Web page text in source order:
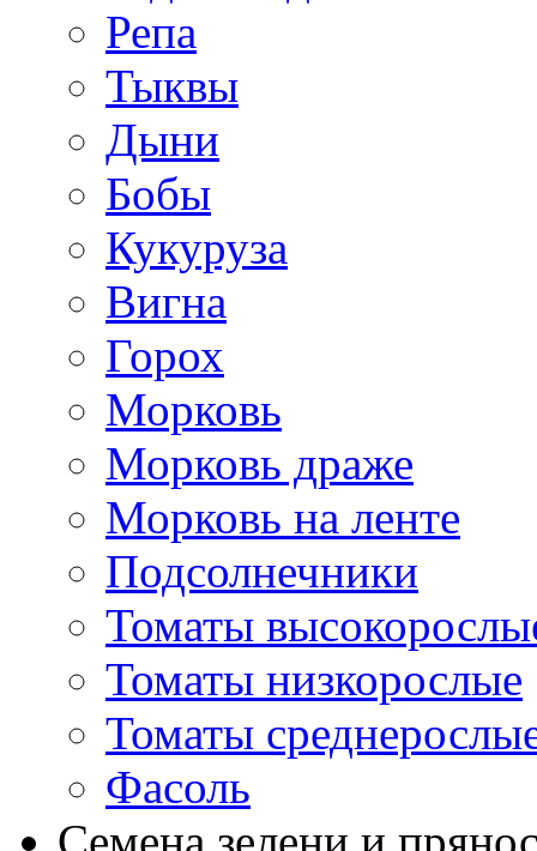
Репа
Тыквы
Дыни
Бобы
Кукуруза
Вигна
Горох
Морковь
Морковь драже
Морковь на ленте
Подсолнечники
Томаты
Томаты низкорослые
Томаты
Фасоль